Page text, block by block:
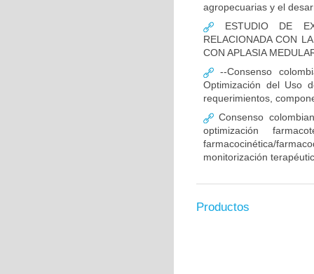
agropecuarias y el
ESTUDIO DE
RELACIONADA CON
CON APLASIA
--Consenso
Optimización del Uso
requerimientos,
Consenso
optimización
farmacocinética/
monitorización
Productos